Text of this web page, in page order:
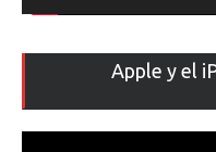
Apple y el